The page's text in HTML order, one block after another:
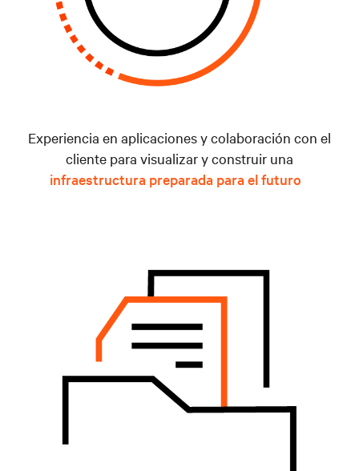
Experiencia en aplicaciones y colaboración con el
cliente para visualizar y construir una
infraestructura preparada para el futuro